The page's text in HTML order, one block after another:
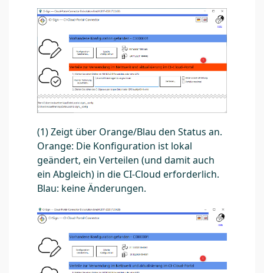
(1) Zeigt über Orange/Blau den Status an.
Orange: Die Konfiguration ist lokal
geändert, ein Verteilen (und damit auch
ein Abgleich) in die CI-Cloud erforderlich.
Blau: keine Änderungen.